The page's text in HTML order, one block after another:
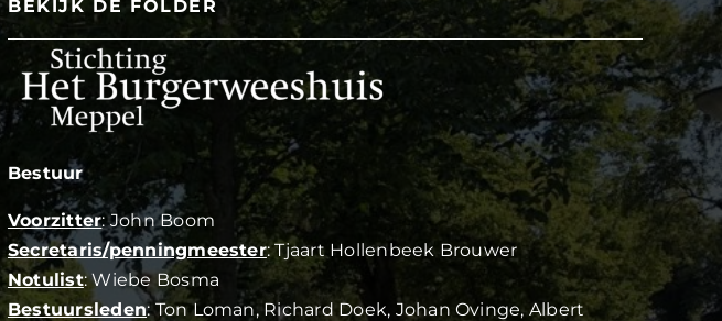
BEKIJK DE FOLDER
Bestuur
Voorzitter: John Boom
Secretaris/penningmeester: Tjaart Hollenbeek Brouwer
Notulist: Wiebe Bosma
Bestuursleden: Ton Loman, Richard Doek, Johan Ovinge, Albert